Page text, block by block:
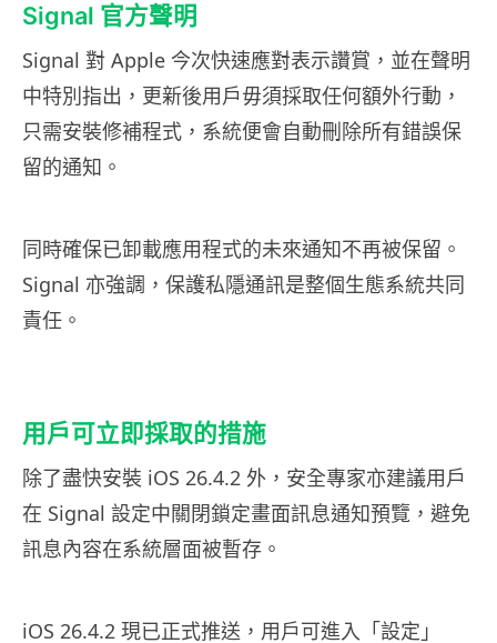
Signal 官方聲明
Signal 對 Apple 今次快速應對表示讚賞，並在聲明
中特別指出，更新後用戶毋須採取任何額外行動，
只需安裝修補程式，系統便會自動刪除所有錯誤保
留的通知。
同時確保已卸載應用程式的未來通知不再被保留。
Signal 亦強調，保護私隱通訊是整個生態系統共同
責任。
用戶可立即採取的措施
除了盡快安裝 iOS 26.4.2 外，安全專家亦建議用戶
在 Signal 設定中關閉鎖定畫面訊息通知預覽，避免
訊息內容在系統層面被暫存。
iOS 26.4.2 現已正式推送，用戶可進入「設定」